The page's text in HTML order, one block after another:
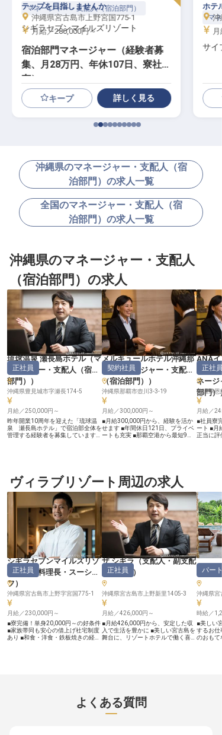
マネージャー・支配人（宿泊部門）
シギラセブンマイルズリゾート
宿泊部門マネージャー（経験者募
集、月28万円、年休107日、寮社宅
有）
テップを目指しませんか
沖縄県宮古島市上野宮国775-1
月給／280,000円～
キープ 詳しく見る
マ
サイ
ホテ
沖
沖縄県のマネージャー・支配人（宿
泊部門）の求人一覧
全国のマネージャー・支配人（宿
泊部門）の求人一覧
沖縄県のマネージャー・支配人
（宿泊部門）の求人
琉球温泉 瀬長島ホテル（マ
ネージャー・支配人（宿泊
部門）
）
正社員
沖縄県豊見城市字瀬長174-5
月給／250,000円～
昨年開業10周年を迎えた「琉球温
泉 瀬長島ホテル」で宿泊部全体を
管理する経験者を募集しています。
方は沖縄で新たな生活をスタートさ
せてみませんか。ホテルすぐ隣には
毎年300万人もの観光客が訪れる人
気観光スポット「ウミカジテラス」
もあります。※2023年6月27日時点
の情報です。
メルキュールホテル沖縄那
覇（マネージャー・支配人
（宿泊部門）
）
契約社員
沖縄県那覇市壺川3-3-19
月給／300,000円～
■月給300,000円から、経験を活か
せます ■年間休日121日、プライベ
ートも充実 ■那覇空港から最短9
供するため、あなたのホスピタリテ
ィを存分に発揮してください。 宿
泊部門のマネージャーとして、お客
様一人ひとりの心に残る体験を創り
出すことが私たちの喜びです。 チ
ームと共に、温かいおもてなしの心
を大切にし、お客様の笑顔を最優先
に考えたサービスを追求していきま
しょう。 地域に根ざした施設とし
て、お客様との出会いを大切にして
います。 ーー【成長を支える環境
とキャリアアップの道】 宿泊部門
の運営管理からスタッフ育成まで、
幅広い業務を通じてマネジメントス
キルを磨ける環境です。 経験豊富
な方はもちろん、更なるキャリアア
ップを目指したい方も歓迎いたしま
す。 入社後6ヶ月の契約期間を経
て、正社員登用制度もございますの
で、安心して長期的なキャリアを築
くことが可能です。 チームワーク
を大切にし、互いに支え合いながら
成長できる職場で、あなたの可能性
を広げてください。
ANA
ル万
ネージ
部門）
正社員
沖縄県恩
月給／
■社員寮
ート ■月
正当に評
を先読み
にするお
ています
験と知識
感動と安
いのある
ホスピタ
きましょう。 ーー【キ
プと働き
統括部長
と戦略立
です。
ームマネ
テル全体
ださい。
おり、プ
ら長く働
完備して
も安心
の地でさ
※2026
ヴィラブリゾート周辺の求人
シギラセブンマイルズリゾ
ート（副料理長・スーシェ
フ ）
正社員
沖縄県宮古島市上野字宮国775-1
月給／230,000円～
■寮完備！単身20,000円～の好条件
■家族帯同も安心の借上げ社宅制度
あり ■和食・洋食・鉄板焼きの経験
で、あなたの技術と感性を存分に発
揮していただけます。ホテルレスト
ザ シギラ（支配人・副支配
人・女将 ）
正社員
沖縄県宮古島市上野新里1405-3
月給／426,000円～
■月給426,000円から、安定した収
入で生活を豊かに ■美しい宮古島を
舞台に、リゾートホテルで働く喜び
るお客様にとって忘れられない滞在
となるよう、温かいおもてなしの心
と細やかな気配りで、最高のサービ
theパー
沖縄県宮
時給／
■美しい
するお仕
のおもて
よくある質問